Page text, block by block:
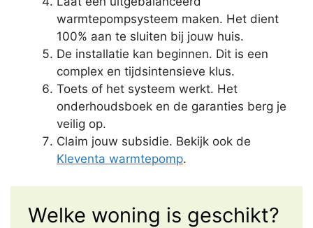
warmtepompsysteem maken. Het dient
100% aan te sluiten bij jouw huis.
De installatie kan beginnen. Dit is een
complex en tijdsintensieve klus.
Toets of het systeem werkt. Het
onderhoudsboek en de garanties berg je
veilig op.
Claim jouw subsidie. Bekijk ook de
Kleventa warmtepomp.
Welke woning is geschikt?